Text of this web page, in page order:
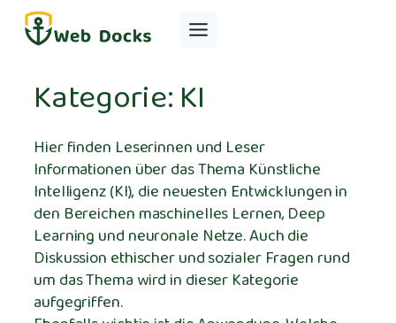
Zum
Inhalt
Kategorie:KI
Hier finden Leserinnen und Leser
Informationen über das Thema Künstliche
Intelligenz (KI), die neuesten Entwicklungen in
den Bereichen maschinelles Lernen, Deep
Learning und neuronale Netze. Auch die
Diskussion ethischer und sozialer Fragen rund
um das Thema wird in dieser Kategorie
aufgegriffen.